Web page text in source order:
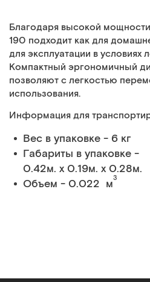
Благодаря высокой
190 подходит как для
для эксплуатации в условиях
Компактный эргономичный
позволяют с легкостью
использования.
Информация для
Вес в упаковке - 6 кг
Габариты в упаковке -
0.42м. x 0.19м. x 0.28м.
Объем - 0.022 м3